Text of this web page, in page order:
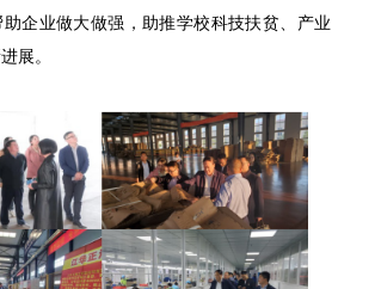
助企业做大做强，助推学校科技扶贫、产业
展。